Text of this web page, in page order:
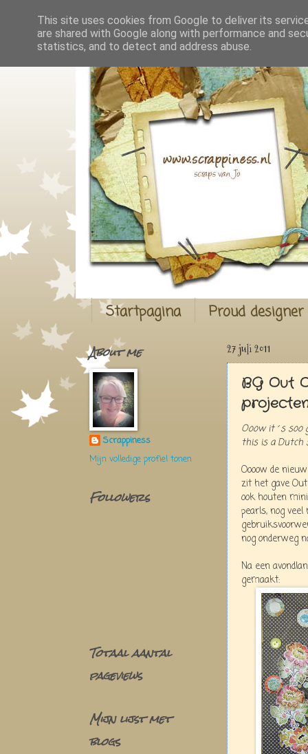
Startpagina Proud
27 juli 2011
BG Out
Ooow it´s soo
this is a Dutch
Oooow de
zit het gave
ook houten
pearls, nog
nog onderweg
Na een
gemaakt:
About me
Scrappiness
Mijn volledige profiel tonen
Followers
Totaal aantal
pageviews
Mijn lijst met
blogs
This site uses cookies from Google to deliver its
are shared with Google along with performance and
statistics, and to detect and address abuse.